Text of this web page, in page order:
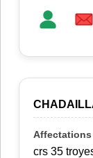
crs 35